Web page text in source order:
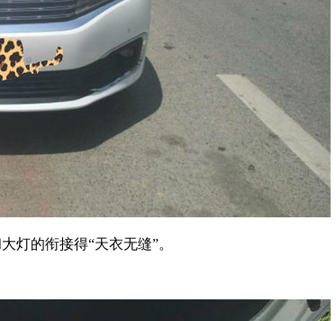
灯的衔接得“天衣无缝”。